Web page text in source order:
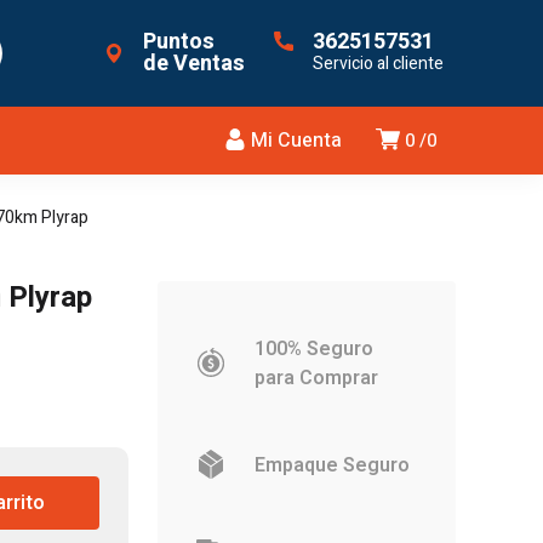
Puntos
de Ventas
3625157531
Servicio al cliente
0 0
Mi Cuenta
Plyrap
100% Seguro
para Comprar
Empaque Seguro